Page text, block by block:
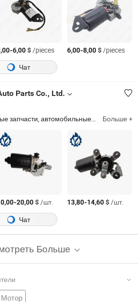
-6,00$/pieces 6,00-8,00$/pieces
Чат
Parts Co., Ltd.
Японские автомобильные запчасти, автомобильные лампы, бампер, автомобильные детали, тормозные колодки, амортизаторы, подшипник, рычаг управления, насос рулевого управления, турбина Больше +
-20,00$/шт. 13,80-14,60$/шт.
Чат
Больше
Мотор